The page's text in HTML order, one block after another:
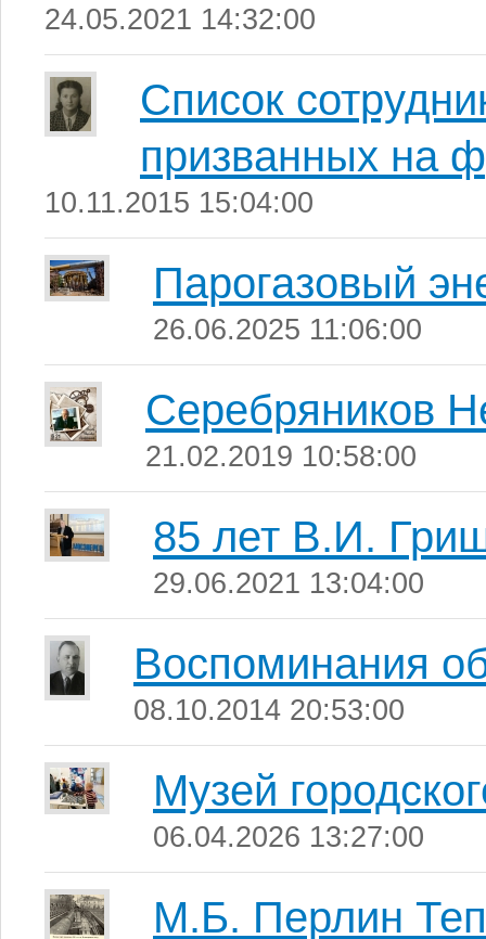
24.05.2021 14:32:00
Список
призванных на
10.11.2015 15:04:00
Парогазовый
26.06.2025 11:06:00
Серебряников
21.02.2019 10:58:00
85 лет В.И.
29.06.2021 13:04:00
Воспоминания
08.10.2014 20:53:00
Музей
06.04.2026 13:27:00
М.Б. Перлин